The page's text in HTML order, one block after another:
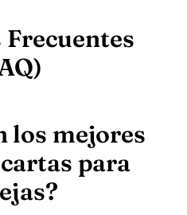
los mejores
para